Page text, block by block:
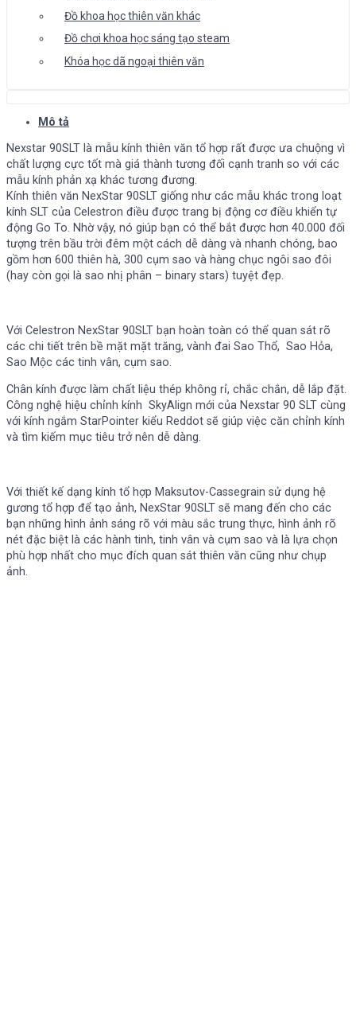
Đồ khoa học thiên văn khác
Đồ chơi khoa học sáng tạo steam
Khóa học dã ngoại thiên văn
Mô tả
Nexstar 90SLT là mẫu kính thiên văn tổ hợp rất được ưa chuộng vì
chất lượng cực tốt mà giá thành tương đối cạnh tranh so với các
mẫu kính phản xạ khác tương đương.
Kính thiên văn NexStar 90SLT giống như các mẫu khác trong loạt
kính SLT của Celestron điều được trang bị động cơ điều khiển tự
động Go To. Nhờ vậy, nó giúp bạn có thể bắt được hơn 40.000 đối
tượng trên bầu trời đêm một cách dễ dàng và nhanh chóng, bao
gồm hơn 600 thiên hà, 300 cụm sao và hàng chục ngôi sao đôi
(hay còn gọi là sao nhị phân – binary stars) tuyệt đẹp.
Với Celestron NexStar 90SLT bạn hoàn toàn có thể quan sát rõ
các chi tiết trên bề mặt mặt trăng, vành đai Sao Thổ, Sao Hỏa,
Sao Mộc các tinh vân, cụm sao.
Chân kính được làm chất liệu thép không rỉ, chắc chắn, dễ lắp đặt.
Công nghệ hiệu chỉnh kính SkyAlign mới của Nexstar 90 SLT cùng
với kính ngắm StarPointer kiểu Reddot sẽ giúp việc căn chỉnh kính
và tìm kiếm mục tiêu trở nên dễ dàng.
Với thiết kế dạng kính tổ hợp Maksutov-Cassegrain sử dụng hệ
gương tổ hợp để tạo ảnh, NexStar 90SLT sẽ mang đến cho các
bạn những hình ảnh sáng rõ với màu sắc trung thực, hình ảnh rõ
nét đặc biệt là các hành tinh, tinh vân và cụm sao và là lựa chọn
phù hợp nhất cho mục đích quan sát thiên văn cũng như chụp
ảnh.